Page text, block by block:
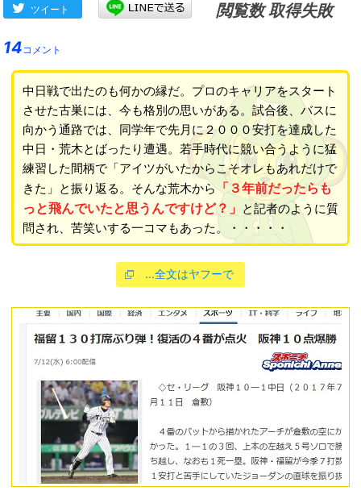
ツイート
閲覧数 取得失敗
14コメント
中日戦で出たのも何かの縁だ。プロのキャリアをスタート
させた古巣には、今も格別の思いがある。試合後、バスに
向かう通路では、同学年で先月に２０００安打を達成した
中日・荒木とばったり遭遇。若手時代に競い合うように猛
練習した間柄で「アイツがいたからこそオレもあれだけで
きた」と振り返る。そんな荒木から 「３年前だったらも
っと飛んでいたと思うんですけど？」 と記者のように質
問され、苦笑いする一コマもあった。・・・・・
…全文はヤフーで